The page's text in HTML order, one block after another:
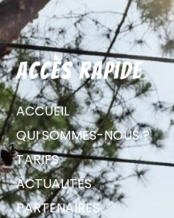
Accès rapide
ACCUEIL
QUI SOMMES-NOUS ?
TARIFS
ACTUALITÉS
PARTENAIRES